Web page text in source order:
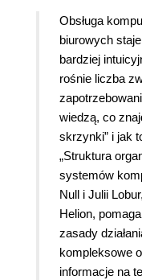
Obsługa
biurowych
bardziej
rośnie liczba
wiedzą, co
skrzynki” i jak
„Struktura
systemów
Null i Julii
Helion,
zasady
kompleksowe
informacje na